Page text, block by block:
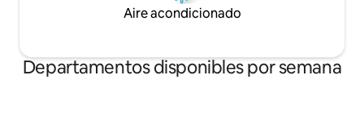
Aire acondicionado
Departamentos disponibles por semana